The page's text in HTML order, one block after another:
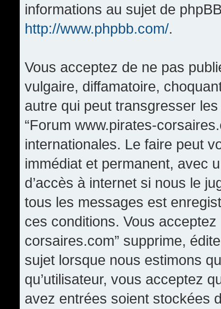
informations au sujet de
http://www.phpbb.com/.
Vous acceptez de ne pas
vulgaire, diffamatoire,
autre qui peut transgresser
“Forum www.pirates-
internationales. Le faire peut
immédiat et permanent, avec
d’accès à internet si nous le
tous les messages est
ces conditions. Vous
corsaires.com” supprime,
sujet lorsque nous estimons
qu’utilisateur, vous acceptez
avez entrées soient stockées